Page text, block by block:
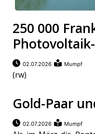
250 000
02.07.2026 Mumpf
(rw)
Gold-Paar
02.07.2026 Mumpf